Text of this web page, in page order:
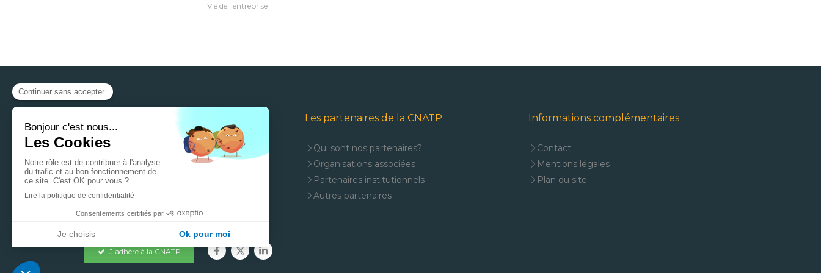
Vie de l'entreprise
La CNATP
Notre organisation
Les artisans
Le réseau CNATP
Les partenaires de la CNATP
Qui sont nos partenaires?
Organisations associées
Partenaires institutionnels
Autres partenaires
Informations complémentaires
Contact
Mentions légales
Plan du site
J'adhère à la CNATP